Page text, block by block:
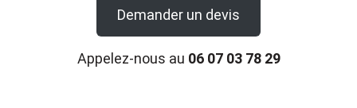
Demander un devis
Appelez-nous au 06 07 03 78 29